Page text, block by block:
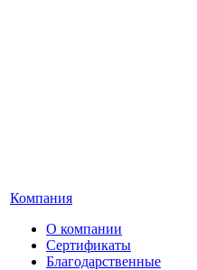
Компания
О компании
Сертификаты
Благодарственные